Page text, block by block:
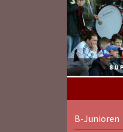
B-Junioren